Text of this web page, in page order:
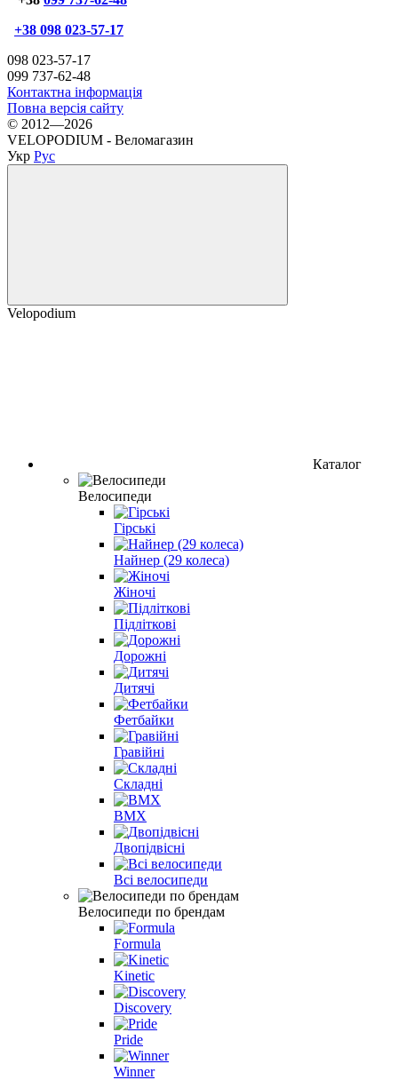
+38 098 023-57-17
098 023-57-17
099 737-62-48
Контактна інформація
Повна версія сайту
© 2012—2026
VELOPODIUM - Веломагазин
Укр Рус
Velopodium
Каталог
Велосипеди
Гірські
Найнер (29 колеса)
Жіночі
Підліткові
Дорожні
Дитячі
Фетбайки
Гравійні
Складні
BMX
Двопідвісні
Всі велосипеди
Велосипеди по брендам
Formula
Kinetic
Discovery
Pride
Winner